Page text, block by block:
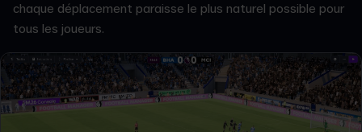
chaque déplacement paraisse le plus naturel possible pour
tous les joueurs.